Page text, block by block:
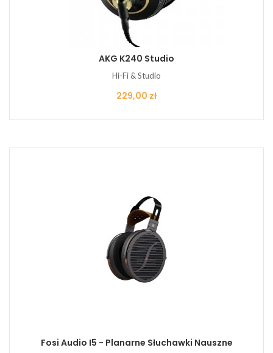
AKG K240 Studio
Hi-Fi & Studio
Cena
229,00 zł
Fosi Audio I5 - Planarne Słuchawki Nauszne